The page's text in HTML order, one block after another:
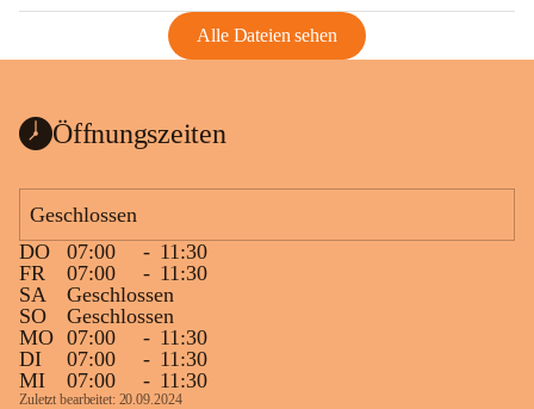
Alle Dateien sehen
Öffnungszeiten
Geschlossen
DO
07:00 - 11:30
FR
07:00 - 11:30
SA
Geschlossen
SO
Geschlossen
MO 07:00 - 11:30
DI
07:00 - 11:30
MI
07:00 - 11:30
Zuletzt bearbeitet: 20.09.2024